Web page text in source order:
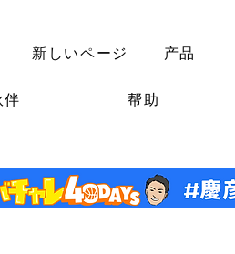
新しいページ 产品
伴 帮助